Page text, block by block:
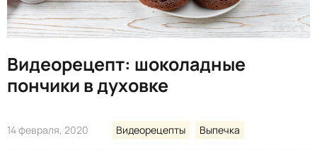
Видеорецепт: шоколадные
пончики в духовке
14 февраля, 2020 Видеорецепты Выпечка